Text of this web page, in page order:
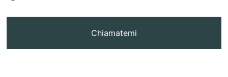
Chiamatemi